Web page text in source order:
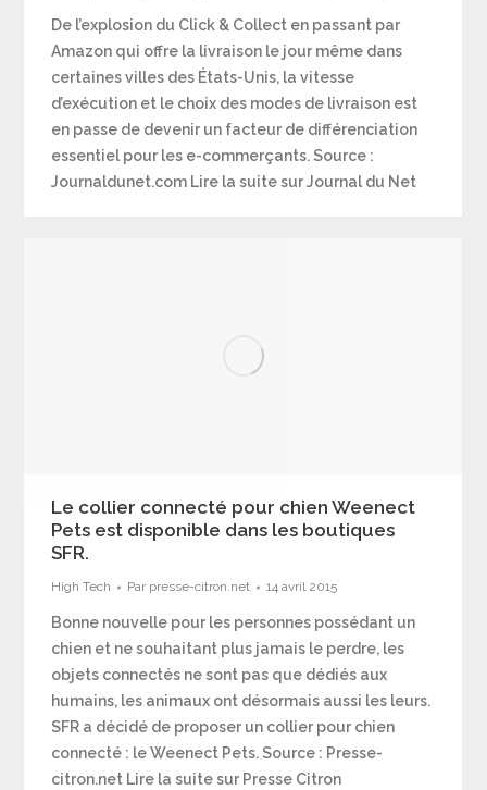
De l’explosion du Click & Collect en passant par
Amazon qui offre la livraison le jour même dans
certaines villes des États-Unis, la vitesse
d’exécution et le choix des modes de livraison est
en passe de devenir un facteur de différenciation
essentiel pour les e-commerçants. Source :
Journaldunet.com Lire la suite sur Journal du Net
Le collier connecté pour chien Weenect
Pets est disponible dans les boutiques
SFR.
High Tech Par presse-citron.net 14 avril 2015
Bonne nouvelle pour les personnes possédant un
chien et ne souhaitant plus jamais le perdre, les
objets connectés ne sont pas que dédiés aux
humains, les animaux ont désormais aussi les leurs.
SFR a décidé de proposer un collier pour chien
connecté : le Weenect Pets. Source : Presse-
citron.net Lire la suite sur Presse Citron